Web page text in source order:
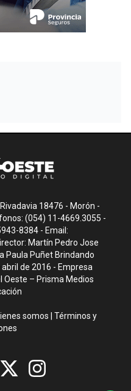
18476 - Morón -
(054) 11-4669.3055 -
8384 - Email:
Martín Pedro Jose
Paula Puñet Brindando
de 2016 - Empresa
Oeste – Prisma Medios
somos |Términos y